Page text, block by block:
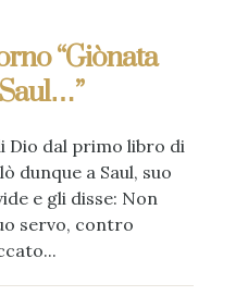
“Giònata
Dio dal primo libro di
dunque a Saul, suo
e gli disse: Non
servo, contro